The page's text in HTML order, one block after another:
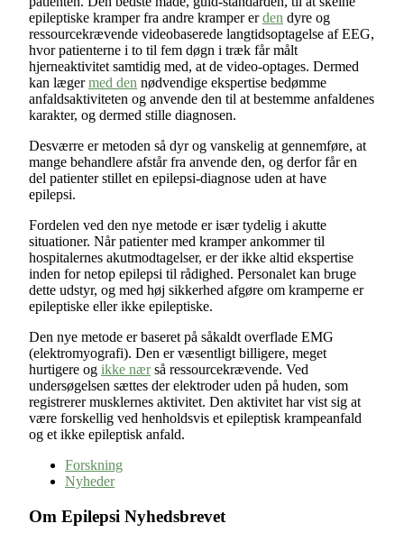
epileptiske kramper fra andre kramper erden dyre og
ressourcekrævende videobaserede langtidsoptagelse af EEG,
hvor patienterne i to til fem døgn i træk får målt
hjerneaktivitet samtidig med, at de video-optages. Dermed
kan lægermed den nødvendige ekspertise bedømme
anfaldsaktiviteten og anvende den til at bestemme anfaldenes
karakter, og dermed stille diagnosen.
Desværre er metoden så dyr og vanskelig at gennemføre, at
mange behandlere afstår fra anvende den, og derfor får en
del patienter stillet en epilepsi-diagnose uden at have
epilepsi.
Fordelen ved den nye metode er især tydelig i akutte
situationer. Når patienter med kramper ankommer til
hospitalernes akutmodtagelser, er der ikke altid ekspertise
inden for netop epilepsi til rådighed. Personalet kan bruge
dette udstyr, og med høj sikkerhed afgøre om kramperne er
epileptiske eller ikke epileptiske.
Den nye metode er baseret på såkaldt overflade EMG
(elektromyografi). Den er væsentligt billigere, meget
hurtigere og ikke nærså ressourcekrævende. Ved
undersøgelsen sættes der elektroder uden på huden, som
registrerer musklernes aktivitet. Den aktivitet har vist sig at
være forskellig ved henholdsvis et epileptisk krampeanfald
og et ikke epileptisk anfald.
Forskning
Nyheder
Om Epilepsi Nyhedsbrevet